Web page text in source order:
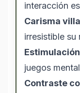
interacción
Carisma
irresistible su
juegos
Contraste